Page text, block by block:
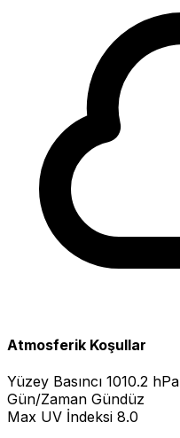
Atmosferik Koşullar
Yüzey Basıncı 1010.2 hPa
Gün/Zaman Gündüz
Max UV İndeksi 8.0